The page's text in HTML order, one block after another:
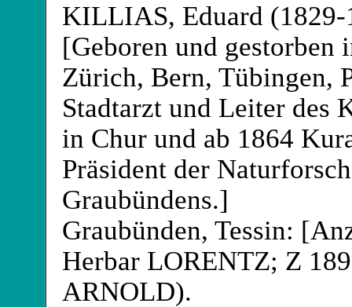
KILLIAS, Eduard
[Geboren und
Zürich, Bern, Tübingen,
Stadtarzt und Leiter des
in Chur und ab 1864
Präsident der
Graubündens.]
Graubünden, Tessin:
Herbar LORENTZ; Z
ARNOLD).